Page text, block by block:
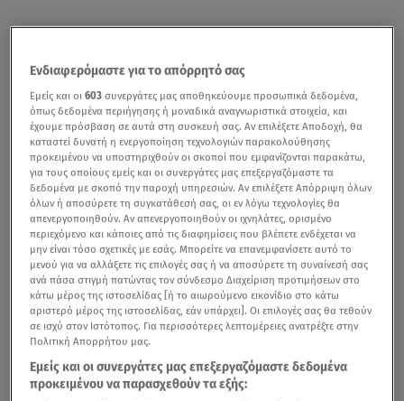
Ενδιαφερόμαστε για το απόρρητό σας
Εμείς και οι603 συνεργάτες μας αποθηκεύουμε προσωπικά δεδομένα,
όπως δεδομένα περιήγησης ή μοναδικά αναγνωριστικά στοιχεία, και
έχουμε πρόσβαση σε αυτά στη συσκευή σας. Αν επιλέξετε Αποδοχή, θα
καταστεί δυνατή η ενεργοποίηση τεχνολογιών παρακολούθησης
προκειμένου να υποστηριχθούν οι σκοποί που εμφανίζονται παρακάτω,
για τους οποίους εμείς και οι συνεργάτες μας επεξεργαζόμαστε τα
δεδομένα με σκοπό την παροχή υπηρεσιών. Αν επιλέξετε Απόρριψη όλων
όλων ή αποσύρετε τη συγκατάθεσή σας, οι εν λόγω τεχνολογίες θα
απενεργοποιηθούν. Αν απενεργοποιηθούν οι ιχνηλάτες, ορισμένο
περιεχόμενο και κάποιες από τις διαφημίσεις που βλέπετε ενδέχεται να
μην είναι τόσο σχετικές με εσάς. Μπορείτε να επανεμφανίσετε αυτό το
μενού για να αλλάξετε τις επιλογές σας ή να αποσύρετε τη συναίνεσή σας
ανά πάσα στιγμή πατώντας τον σύνδεσμο Διαχείριση προτιμήσεων στο
κάτω μέρος της ιστοσελίδας [ή το αιωρούμενο εικονίδιο στο κάτω
αριστερό μέρος της ιστοσελίδας, εάν υπάρχει]. Οι επιλογές σας θα τεθούν
σε ισχύ στον Ιστότοπος. Για περισσότερες λεπτομέρειες ανατρέξτε στην
Πολιτική Απορρήτου μας.
Εμείς και οι συνεργάτες μας επεξεργαζόμαστε δεδομένα
προκειμένου να παρασχεθούν τα εξής: